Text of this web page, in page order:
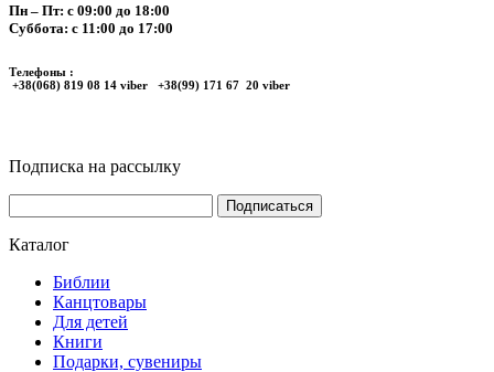
Пн – Пт: с 09:00 до 18:00
Суббота: с 11:00 до 17:00
Телефоны :
+38(068) 819 08 14 viber +38(99) 171 67 20 viber
Подписка на рассылку
Каталог
Библии
Канцтовары
Для детей
Книги
Подарки, сувениры